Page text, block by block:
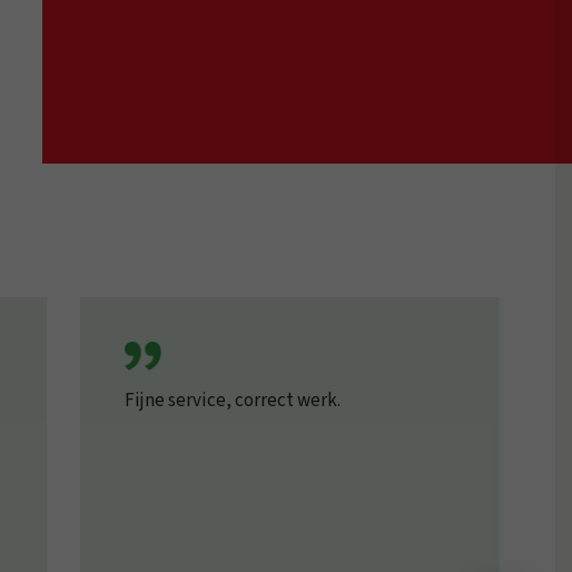
Fijne service, correct werk.